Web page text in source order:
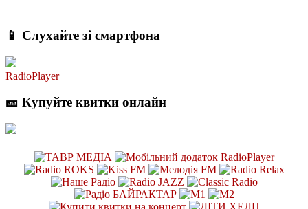
📱 Слухайте зі смартфона
RadioPlayer
🎫 Купуйте квитки онлайн